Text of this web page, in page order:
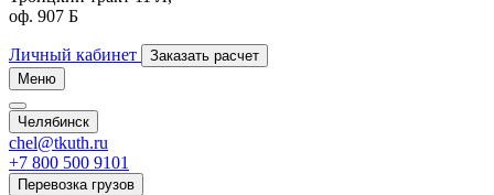
оф. 907 Б
Личный кабинет
Заказать расчет
Меню
Челябинск
chel@tkuth.ru
+7 800 500 9101
Перевозка грузов